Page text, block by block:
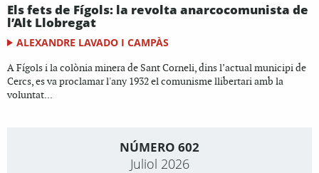
Els fets de Fígols: la revolta anarcocomunista de
l’Alt Llobregat
ALEXANDRE LAVADO I CAMPÀS
A Fígols i la colònia minera de Sant Corneli, dins l’actual municipi de
Cercs, es va proclamar l'any 1932 el comunisme llibertari amb la
voluntat...
NÚMERO 602
Juliol 2026